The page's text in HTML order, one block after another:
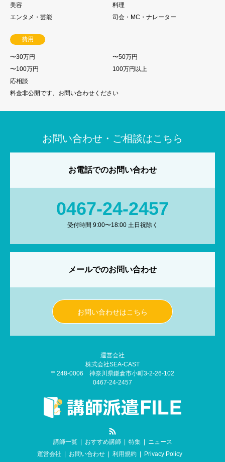
美容
料理
エンタメ・芸能
司会・MC・ナレーター
費用
〜30万円
〜50万円
〜100万円
100万円以上
応相談
料金非公開です、お問い合わせください
お問い合わせ・ご相談はこちら
お電話でのお問い合わせ
0467-24-2457
受付時間 9:00〜18:00 土日祝除く
メールでのお問い合わせ
お問い合わせはこちら
運営会社
株式会社SEA-CAST
〒248-0006 神奈川県鎌倉市小町3-2-26-102
0467-24-2457
講師一覧
おすすめ講師 特集
ニュース
運営会社
お問い合わせ 利用規約 Privacy Policy